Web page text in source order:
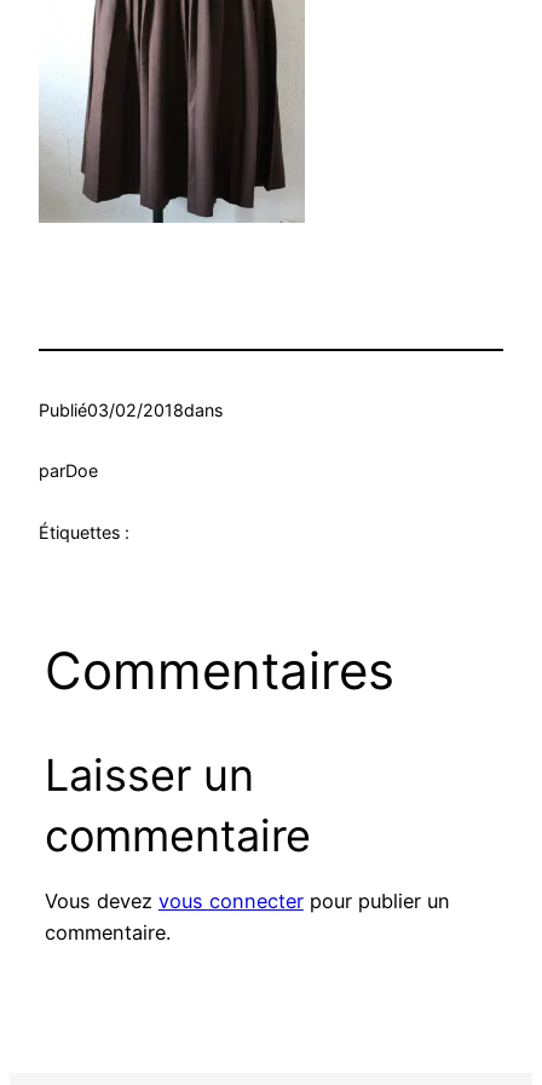
Publié03/02/2018dans
parDoe
Étiquettes :
Commentaires
Laisser un
commentaire
Vous devez vous connecterpour publier un
commentaire.